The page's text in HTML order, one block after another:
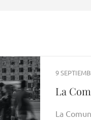
9
La
La